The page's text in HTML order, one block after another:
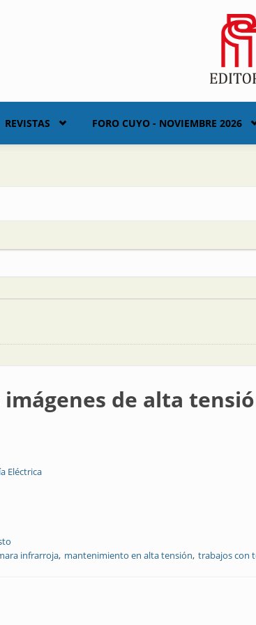
REVISTAS FORO CUYO - NOVIEMBRE 2026
imágenes de alta
Eléctrica
infrarroja mantenimiento en alta tensión trabajos con
de alta tensión